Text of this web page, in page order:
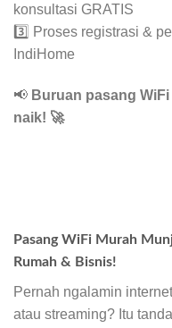
konsultasi GRATIS
3️⃣ Proses registrasi &
IndiHome
📢 Buruan pasang
naik! 🚀
Pasang WiFi Murah
Rumah & Bisnis!
Pernah ngalamin
atau streaming? Itu